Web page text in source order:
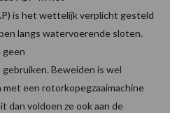
is het wettelijk verplicht gesteld
langs watervoerende sloten.
geen
Beweiden is wel
een rotorkopegzaaimachine
dan voldoen ze ook aan de